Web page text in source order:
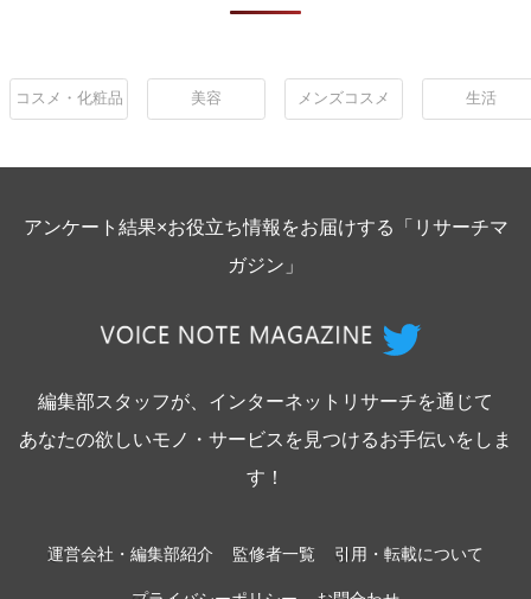
コスメ・化粧品 美容 メンズコスメ 生活
アンケート結果×お役立ち情報をお届けする「リサーチマ
ガジン」
編集部スタッフが、インターネットリサーチを通じて
あなたの欲しいモノ・サービスを見つけるお手伝いをしま
す！
運営会社・編集部紹介 監修者一覧 引用・転載について